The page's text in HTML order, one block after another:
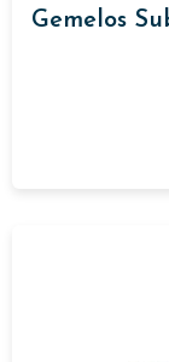
Gemelos